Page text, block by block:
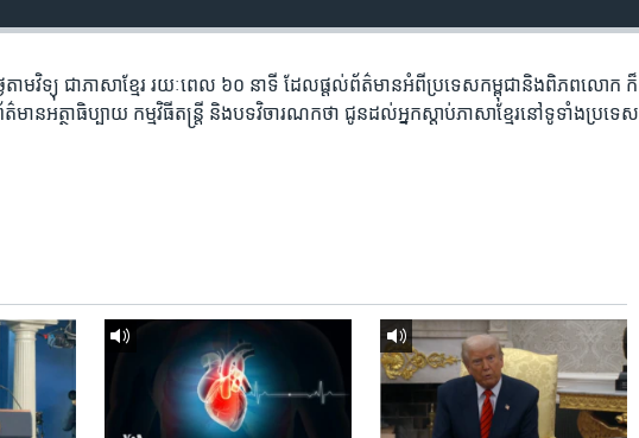
ងៃ​តាម​វិទ្យុ ​ជាភាសា​ខ្មែរ​ រយៈ​ពេល​ ៦០​ នាទី ដែល​ផ្តល់​ព័ត៌មាន​អំពី​ប្រទេស​កម្ពុជា​និង​ពិភព​លោក ​ក៏
ន​អត្ថាធិប្បាយ​ កម្ម​វិធី​តន្ត្រី ​និង​បទ​វិចារណកថា​ ជូន​ដល់​អ្នក​ស្តាប់​ភាសា​ខ្មែរ​នៅ​ទូទាំង​ប្រទេស​